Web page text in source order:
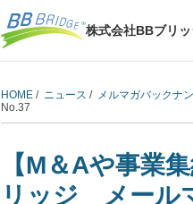
株式会社BBブリ
HOME / ニュース / メルマガバックナ
No.37
【M＆Aや事業
リッジ メール